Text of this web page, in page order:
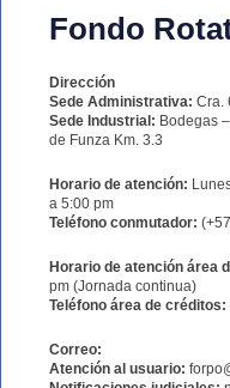
Fondo
Dirección
Sede Administrativa: Cra.
Sede Industrial: Bodegas
de Funza Km. 3.3
Horario de atención:
a 5:00 pm
Teléfono conmutador:
Horario de atención área
pm (Jornada continua)
Teléfono área de créditos:
Correo:
Atención al usuario: